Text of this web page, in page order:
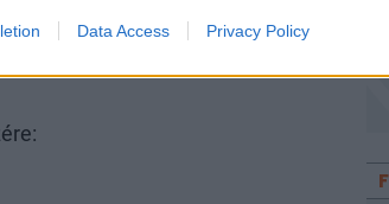
Data Access Privacy Policy